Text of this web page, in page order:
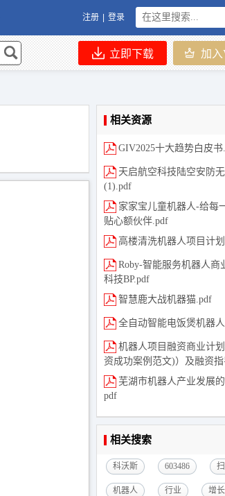
注册 登录
立即下载 加
相关资源
GIV2025十大趋势白皮书
天启航空科技陆空安防
(1).pdf
家家宝儿童机器人-给每
贴心额伙伴.pdf
高楼清洗机器人项目计
Roby-智能服务机器人商
科技BP.pdf
智慧鹿大战机器猫.pdf
全自动智能电饭煲机器
机器人项目融资商业计
资成功案例范文)）及融资
芜湖市机器人产业发展
pdf
相关搜索
科沃斯 603486
机器人 行业 增长